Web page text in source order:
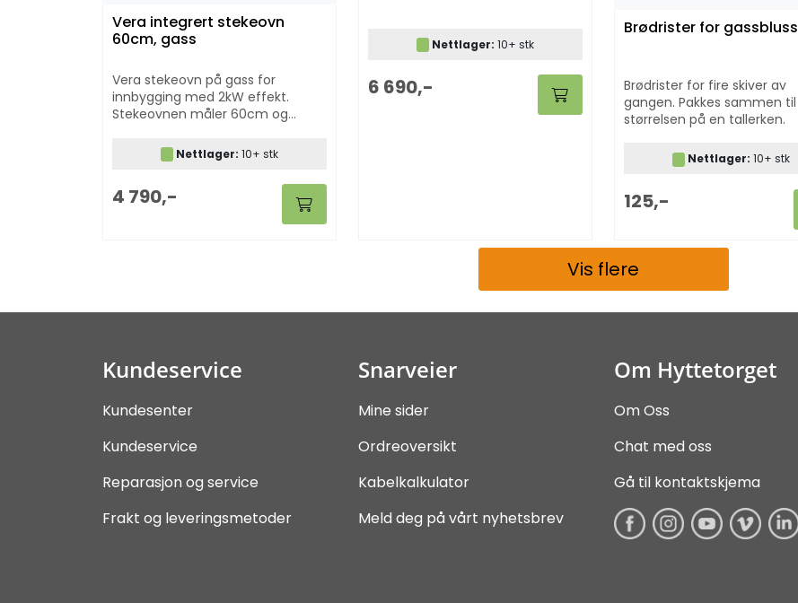
Vera integrert stekeovn
60cm, gass
Vera stekeovn på gass for
innbygging med 2kW effekt.
Stekeovnen måler 60cm og
kjøkkeninnredninger.
Nettlager: 10+ stk
4 790,-
Nettlager: 10+ stk
6 690,-
Brødrister for gassbluss
Brødrister for fire skiver av
gangen. Pakkes sammen til
størrelsen på en tallerken.
Nettlager: 10+ stk
125,-
Vis flere
Kundeservice
Kundesenter
Kundeservice
Reparasjon og service
Frakt og leveringsmetoder
Snarveier
Mine sider
Ordreoversikt
Kabelkalkulator
Meld deg på vårt nyhetsbrev
Om Hyttetorget
Om Oss
Chat med oss
Gå til kontaktskjema